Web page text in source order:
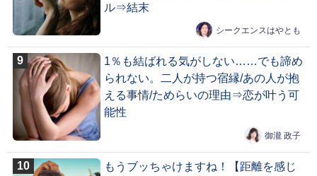
ル⇒結末
シークエンスはやとも
1％も結ばれる気がしない……でも諦め
られない。二人が持つ宿縁/あの人が抱
える事情/ためらいの理由⇒恋が叶う可
能性
御瀧 政子
もうブッちゃけますね！【距離を感じ